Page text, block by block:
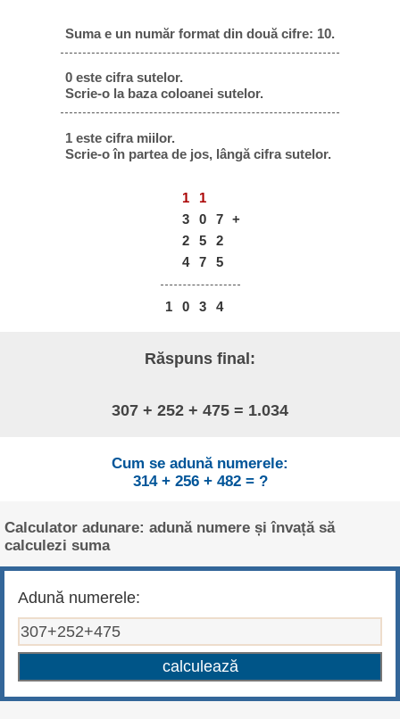
Suma e un număr format din două cifre: 10.
0 este cifra sutelor.
Scrie-o la baza coloanei sutelor.
1 este cifra miilor.
Scrie-o în partea de jos, lângă cifra sutelor.
1
1
3
0 7
+
2
5
2
4
7 5
1 0 3 4
Răspuns final:
307 + 252 + 475 = 1.034
Cum se adună numerele:
314 + 256 + 482 = ?
Calculator adunare: adună numere și învață să
calculezi suma
Adună numerele: